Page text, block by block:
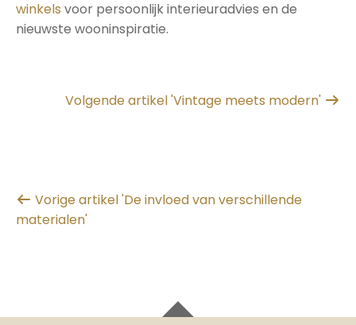
winkels voor persoonlijk interieuradvies en de
nieuwste wooninspiratie.
Volgende artikel 'Vintage meets modern'
Vorige artikel 'De invloed van verschillende
materialen'